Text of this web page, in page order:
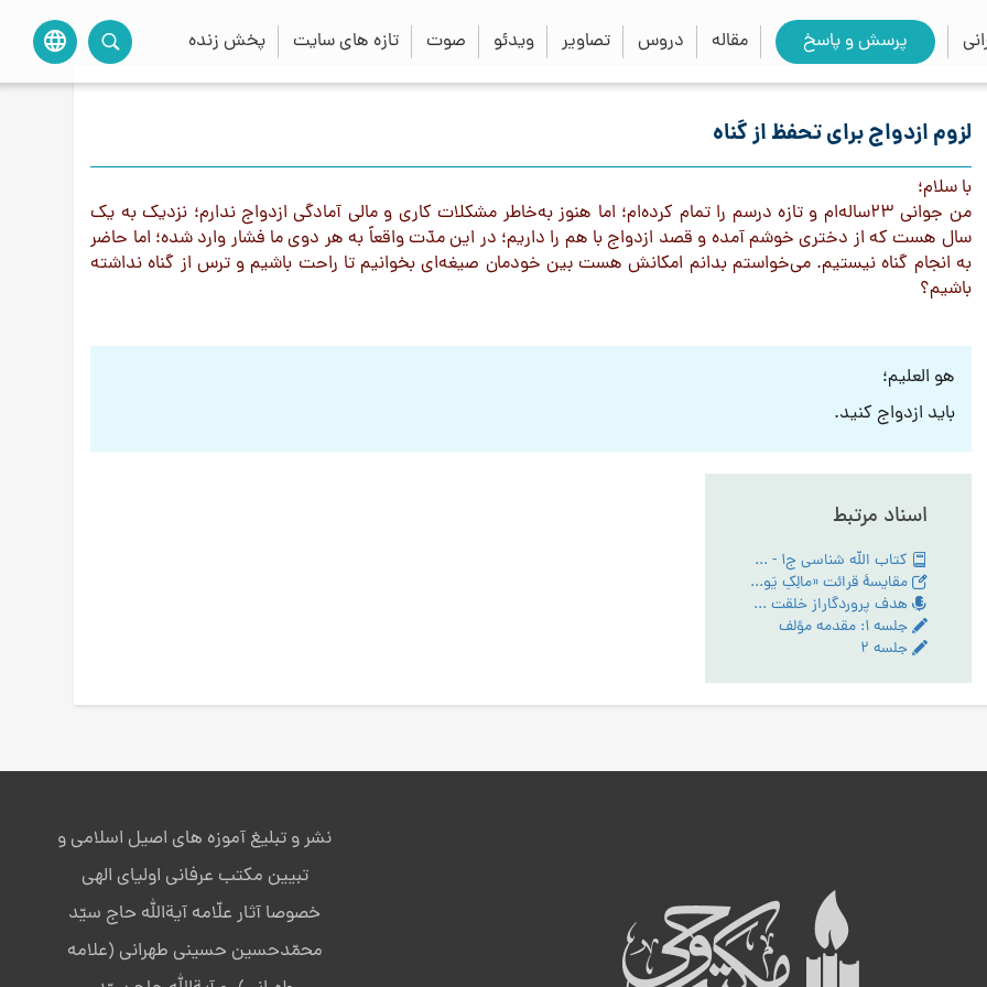
پرسش و پاسخ مقاله دروس تصاویر ویدئو صوت تازه های سایت پخش زنده language search
close
لزوم ازدواج برای تحفظ از گناه
با سلام؛
من جوانی ٢٣ساله‌ام و تازه درسم را تمام كرده‌ام؛ اما هنوز به‌خاطر مشكلات کاری و مالی آمادگى ازدواج ندارم؛ نزدیک به یک
سال هست که از دختری خوشم آمده و قصد ازدواج با هم را داریم؛ در این مدّت واقعاً به هر دوی ما فشار وارد شده؛ اما حاضر
به انجام گناه نيستیم. می‌خواستم بدانم امكانش هست بين خودمان صیغه‌ای بخوانیم تا راحت باشیم و ترس از گناه نداشته
باشیم؟
هو العلیم؛
باید ازدواج کنید.
اسناد مرتبط
کتاب الله شناسی ج1 - PDF
مقایسۀ قرائت «مالِکِ یَومِ الدّین» و «مَلِکِ یَومِ الدّین» در سورۀ حمد
هدف پروردگاراز خلقت انسان - تبیین مقام عبودیت- آیین رستگاری ج:1
جلسه ۱: مقدمه مؤلف
جلسه ۲
نشر و تبلیغ آموزه های اصیل اسلامی و
تبیین مکتب عرفانی اولیای الهی
خصوصا آثار علّامه آیةالله حاج سیّد
محمّدحسین حسینی طهرانی (علامه